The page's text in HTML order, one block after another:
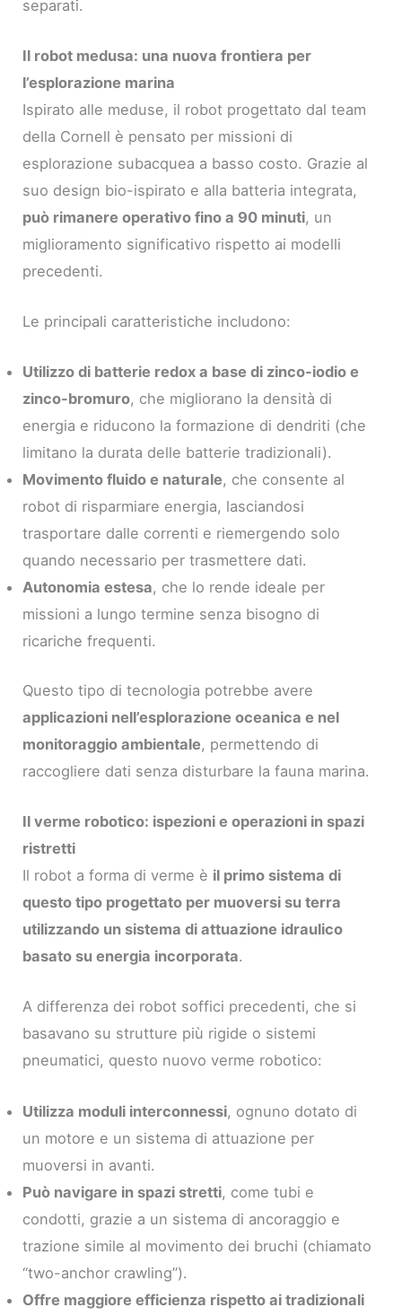
separati.
Il robot medusa: una nuova frontiera per
l’esplorazione marina
Ispirato alle meduse, il robot progettato dal team
della Cornell è pensato per missioni di
esplorazione subacquea a basso costo. Grazie al
suo design bio-ispirato e alla batteria integrata,
può rimanere operativo fino a 90 minuti, un
miglioramento significativo rispetto ai modelli
precedenti.
Le principali caratteristiche includono:
Utilizzo di batterie redox a base di zinco-iodio e
zinco-bromuro, che migliorano la densità di
energia e riducono la formazione di dendriti (che
limitano la durata delle batterie tradizionali).
Movimento fluido e naturale, che consente al
robot di risparmiare energia, lasciandosi
trasportare dalle correnti e riemergendo solo
quando necessario per trasmettere dati.
Autonomia estesa, che lo rende ideale per
missioni a lungo termine senza bisogno di
ricariche frequenti.
Questo tipo di tecnologia potrebbe avere
applicazioni nell’esplorazione oceanica e nel
monitoraggio ambientale, permettendo di
raccogliere dati senza disturbare la fauna marina.
Il verme robotico: ispezioni e operazioni in spazi
ristretti
Il robot a forma di verme è il primo sistema di
questo tipo progettato per muoversi su terra
utilizzando un sistema di attuazione idraulico
basato su energia incorporata.
A differenza dei robot soffici precedenti, che si
basavano su strutture più rigide o sistemi
pneumatici, questo nuovo verme robotico:
Utilizza moduli interconnessi, ognuno dotato di
un motore e un sistema di attuazione per
muoversi in avanti.
Può navigare in spazi stretti, come tubi e
condotti, grazie a un sistema di ancoraggio e
trazione simile al movimento dei bruchi (chiamato
“two-anchor crawling”).
Offre maggiore efficienza rispetto ai tradizionali